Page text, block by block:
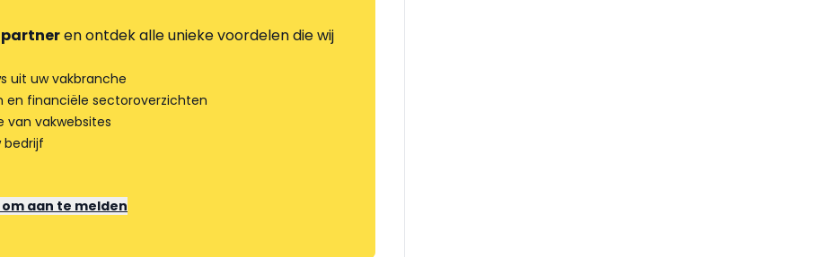
en ontdek alle unieke voordelen die wij
uit uw vakbranche
en financiële sectoroverzichten
van vakwebsites
bedrijf
aan te melden